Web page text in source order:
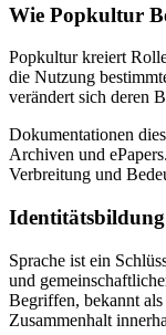
Wie Popkultur
Popkultur kreiert
die Nutzung
verändert sich deren
Dokumentationen
Archiven und
Verbreitung und
Sprache ist ein
und
Begriffen, bekannt
Zusammenhalt